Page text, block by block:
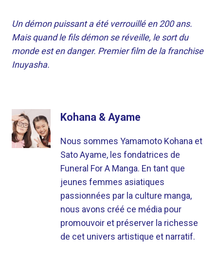
Un démon puissant a été verrouillé en 200 ans.
Mais quand le fils démon se réveille, le sort du
monde est en danger. Premier film de la franchise
Inuyasha.
Kohana & Ayame
Nous sommes Yamamoto Kohana et
Sato Ayame, les fondatrices de
Funeral For A Manga. En tant que
jeunes femmes asiatiques
passionnées par la culture manga,
nous avons créé ce média pour
promouvoir et préserver la richesse
de cet univers artistique et narratif.